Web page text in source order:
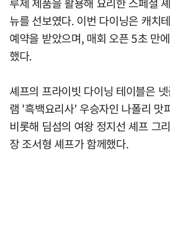
뉴를 선보였다. 이번 다이닝은 캐치
예약을 받았으며, 매회 오픈 5초 만
했다.
셰프의 프라이빗 다이닝 테이블은
램 '흑백요리사' 우승자인 나폴리 맛
비롯해 딤섬의 여왕 정지선 셰프 그
장 조서형 셰프가 함께했다.